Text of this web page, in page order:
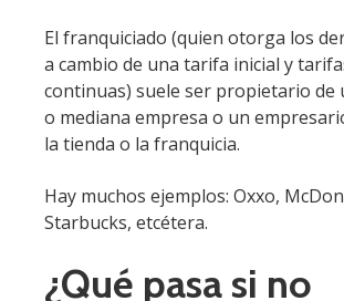
El franquiciado (quien otorga los
a cambio de una tarifa inicial y
continuas) suele ser propietario de
o mediana empresa o un
la tienda o la franquicia.
Hay muchos ejemplos: Oxxo,
Starbucks, etcétera.
¿Qué pasa si no